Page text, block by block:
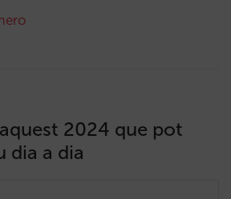
2024 que pot
dia a dia